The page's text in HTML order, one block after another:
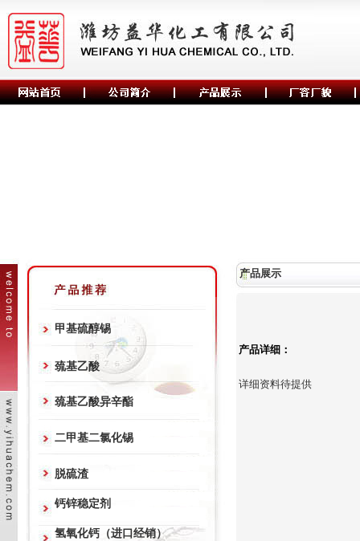
甲基硫醇锡
巯基乙酸
巯基乙酸异辛酯
二甲基二氯化锡
脱硫渣
钙锌稳定剂
氢氧化钙（进口经销）
产品展示
产品详细：
详细资料待提供